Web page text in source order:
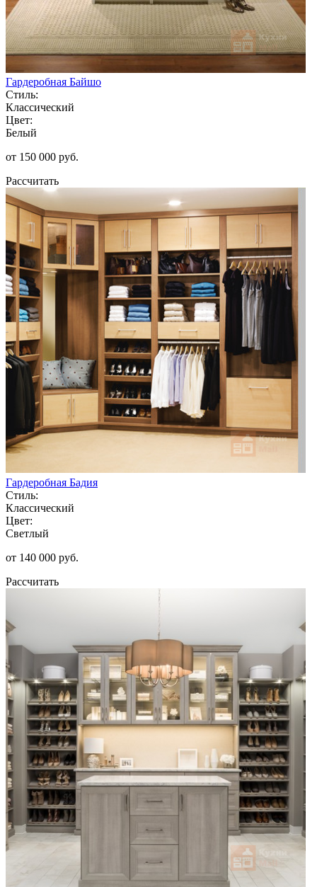
Гардеробная Байшо
Стиль:
Классический
Цвет:
Белый
от 150 000 руб.
Рассчитать
Гардеробная Бадия
Стиль:
Классический
Цвет:
Светлый
от 140 000 руб.
Рассчитать